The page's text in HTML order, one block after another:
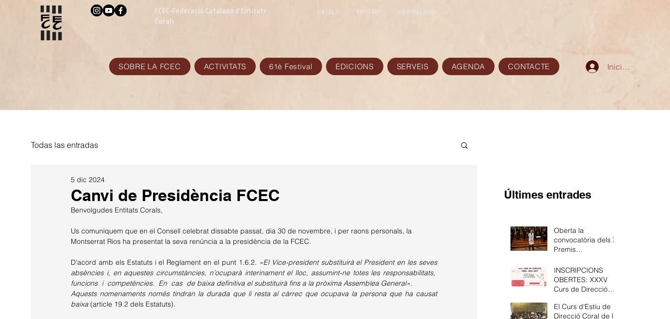
FCEC-Federació Catalana d'Entitats
Corals
CATALÀ ENGLISH CASTELLANO
SOBRE LA FCEC ACTIVITATS 61è Festival EDICIONS SERVEIS AGENDA CONTACTE Iniciar sesión
Todas las entradas
Canvi de Presidència FCEC
5 dic 2024
Benvolgudes Entitats Corals,
Us comuniquem que en el Consell celebrat dissabte passat, dia 30 de novembre, i per raons personals, la
Montserrat Rios ha presentat la seva renúncia a la presidència de la FCEC.
D’acord amb els Estatuts i el Reglament en el punt 1.6.2. «El Vice-president substituirà el President en les seves
absències i, en aquestes circumstàncies, n’ocuparà interinament el lloc, assumint-ne totes les responsabilitats,
funcions  i  competències.  En  cas  de baixa definitiva el substituirà fins a la pròxima Assemblea General».
Aquests nomenaments només tindran la durada que li resta al càrrec que ocupava la persona que ha causat
baixa (article 19.2 dels Estatuts).
Últimes entrades
Oberta la
convocatòria dels XI
Premis
Catalunya de
Composició Coral
de la FCEC
INSCRIPCIONS
OBERTES: XXXV
Curs de Direcció
El Curs d'Estiu de
Direcció Coral de la